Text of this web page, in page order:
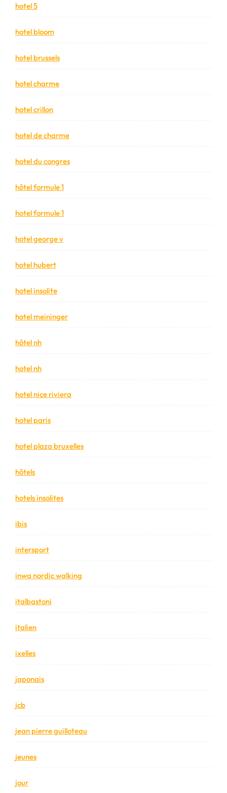
hotel 5
hotel bloom
hotel brussels
hotel charme
hotel crillon
hotel de charme
hotel du congres
hôtel formule 1
hotel formule 1
hotel george v
hotel hubert
hotel insolite
hotel meininger
hôtel nh
hotel nh
hotel nice riviera
hotel paris
hotel plaza bruxelles
hôtels
hotels insolites
ibis
intersport
inwa nordic walking
italbastoni
italien
ixelles
japonais
jcb
jean pierre guilloteau
jeunes
jour